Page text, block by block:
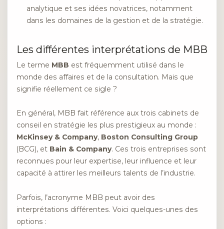
analytique et ses idées novatrices, notamment
dans les domaines de la gestion et de la stratégie.
Les différentes interprétations de MBB
Le terme MBB est fréquemment utilisé dans le
monde des affaires et de la consultation. Mais que
signifie réellement ce sigle ?
En général, MBB fait référence aux trois cabinets de
conseil en stratégie les plus prestigieux au monde :
McKinsey & Company, Boston Consulting Group
(BCG), et Bain & Company. Ces trois entreprises sont
reconnues pour leur expertise, leur influence et leur
capacité à attirer les meilleurs talents de l’industrie.
Parfois, l’acronyme MBB peut avoir des
interprétations différentes. Voici quelques-unes des
options :